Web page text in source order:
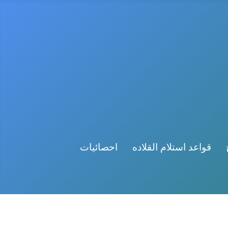
قواعد استلام القلاده احصائيات